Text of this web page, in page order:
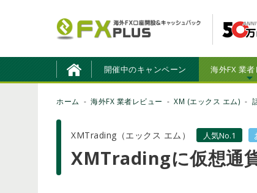
開催中のキャンペーン 海外FX 業
ホーム 海外FX 業者レビュー XM (エックス エム)
XMTrading（エックス エム） 人気No.1
XMTradingに仮想通